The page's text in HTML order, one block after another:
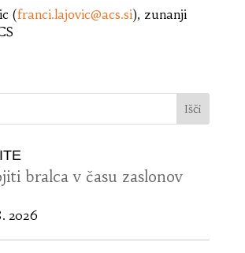
(franci.lajovic@acs.si), zunanji
bralca v času zaslonov
2026